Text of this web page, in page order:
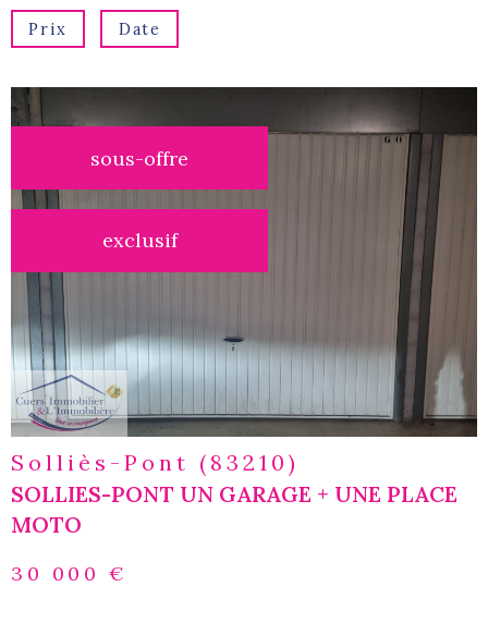
Prix Date
sous-offre
exclusif voir le
bien
Solliès-Pont (83210)
SOLLIES-PONT UN GARAGE + UNE PLACE
MOTO
30 000 €